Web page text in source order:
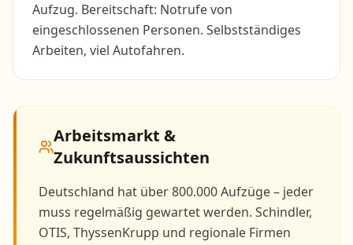
Aufzug. Bereitschaft: Notrufe von
eingeschlossenen Personen. Selbstständiges
Arbeiten, viel Autofahren.
Arbeitsmarkt &
Zukunftsaussichten
Deutschland hat über 800.000 Aufzüge – jeder
muss regelmäßig gewartet werden. Schindler,
OTIS, ThyssenKrupp und regionale Firmen